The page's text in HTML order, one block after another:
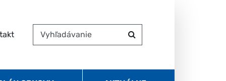
Vyhľadávanie
Hľadať